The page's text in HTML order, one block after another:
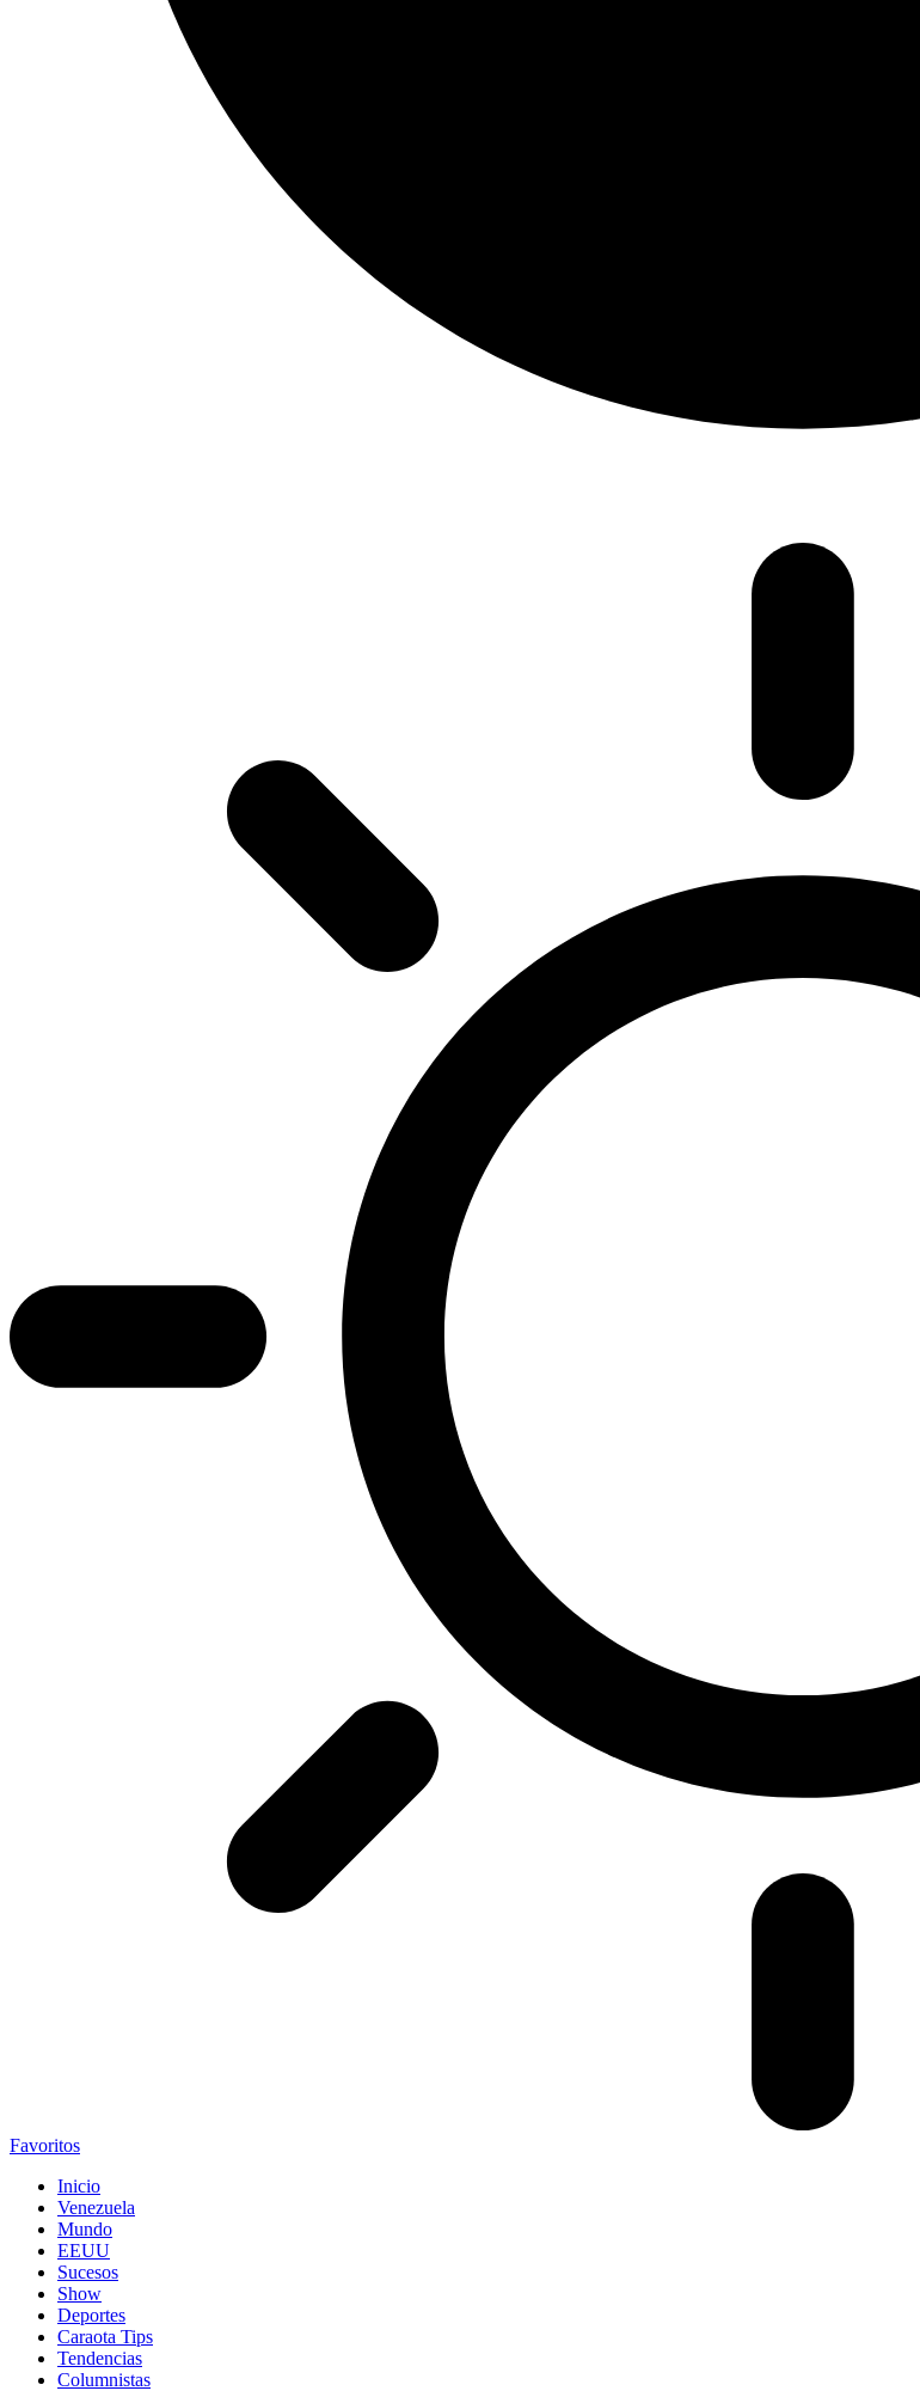
Favoritos
Inicio
Venezuela
Mundo
EEUU
Sucesos
Show
Deportes
Caraota Tips
Tendencias
Columnistas